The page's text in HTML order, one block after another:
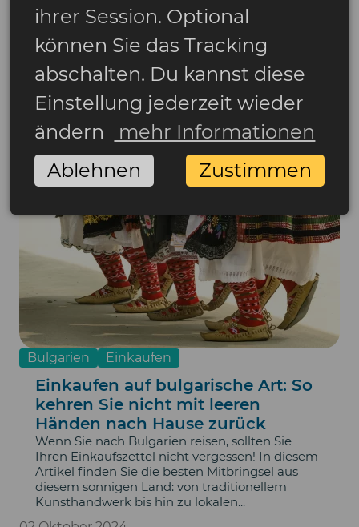
Kroatien: Legenden und Mythen
von Dalmatien
Kroatien ist ein Land, in dem mystische
Geschichten auf Schritt und Tritt lebendig
werden und den Reisenden in eine Welt voller
Geheimnisse und Legenden einladen. Erfahren
Sie mehr über die geheimnisumwitterten
02 Oktober 2024
Bulgarien Einkaufen
Einkaufen auf bulgarische Art: So
kehren Sie nicht mit leeren
Händen nach Hause zurück
Wenn Sie nach Bulgarien reisen, sollten Sie
Ihren Einkaufszettel nicht vergessen! In diesem
Artikel finden Sie die besten Mitbringsel aus
diesem sonnigen Land: von traditionellem
Kunsthandwerk bis hin zu lokalen...
ihrer Session. Optional
können Sie das Tracking
abschalten. Du kannst diese
Einstellung jederzeit wieder
ändern
mehr Informationen
Ablehnen
Zustimmen